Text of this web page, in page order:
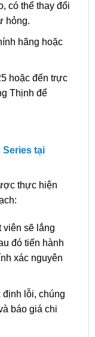
có thể thay đổi
hỏng.
hãng hoặc
hoặc đến trực
Thịnh để
Series tại
thực hiện
viên sẽ lắng
đó tiến hành
xác nguyên
định lỗi, chúng
báo giá chi